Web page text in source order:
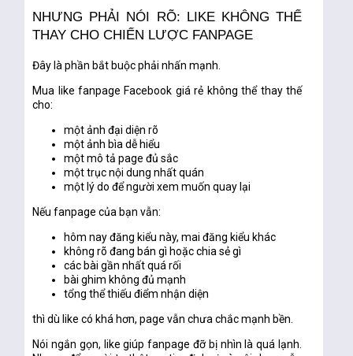
NHƯNG PHẢI NÓI RÕ: LIKE KHÔNG THỂ
THAY CHO CHIẾN LƯỢC FANPAGE
Đây là phần bắt buộc phải nhấn mạnh.
Mua like fanpage Facebook giá rẻ không thể thay thế
cho:
một ảnh đại diện rõ
một ảnh bìa dễ hiểu
một mô tả page đủ sắc
một trục nội dung nhất quán
một lý do để người xem muốn quay lại
Nếu fanpage của bạn vẫn:
hôm nay đăng kiểu này, mai đăng kiểu khác
không rõ đang bán gì hoặc chia sẻ gì
các bài gần nhất quá rối
bài ghim không đủ mạnh
tổng thể thiếu điểm nhận diện
thì dù like có khá hơn, page vẫn chưa chắc mạnh bền.
Nói ngắn gọn, like giúp fanpage đỡ bị nhìn là quá lạnh